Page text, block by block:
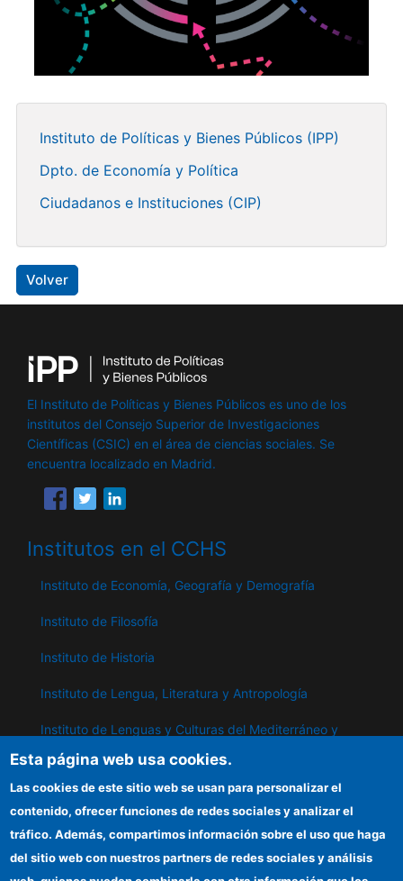
Instituto de Políticas y Bienes Públicos (IPP)
Dpto. de Economía y Política
Ciudadanos e Instituciones (CIP)
Volver
El Instituto de Políticas y Bienes Públicos es uno de los
institutos del Consejo Superior de Investigaciones
Científicas (CSIC) en el área de ciencias sociales. Se
encuentra localizado en Madrid.
Institutos en el CCHS
Instituto de Economía, Geografía y Demografía
Instituto de Filosofía
Instituto de Historia
Instituto de Lengua, Literatura y Antropología
Instituto de Lenguas y Culturas del Mediterráneo y
Instituto de Políticas y Bienes Públicos
IPP
Esta página web usa cookies.
Las cookies de este sitio web se usan para personalizar el
contenido, ofrecer funciones de redes sociales y analizar el
tráfico. Además, compartimos información sobre el uso que haga
del sitio web con nuestros partners de redes sociales y análisis